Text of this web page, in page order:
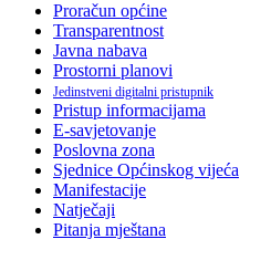
Proračun općine
Transparentnost
Javna nabava
Prostorni planovi
Jedinstveni digitalni pristupnik
Pristup informacijama
E-savjetovanje
Poslovna zona
Sjednice Općinskog vijeća
Manifestacije
Natječaji
Pitanja mještana